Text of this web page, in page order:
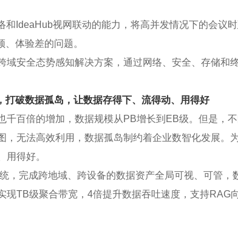
和IdeaHub视网联动的能力，将高并发情况下的会议
体验差的问题。
域安全态势感知解决方案，通过网络、安全、存储和
破数据孤岛，让数据存得下、流得动、用得好
千百倍的增加，数据规模从PB增长到EB级。但是，
无法高效利用，数据孤岛制约着企业数智化发展。
用得好。
，完成跨地域、跨设备的数据资产全局可视、可管，
现TB级聚合带宽，4倍提升数据吞吐速度，支持RAG